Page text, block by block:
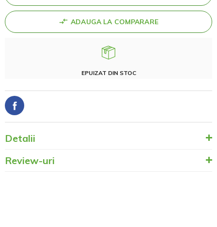
ADAUGA LA COMPARARE
EPUIZAT DIN STOC
Detalii
Review-uri